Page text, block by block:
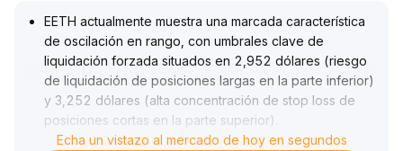
EETH actualmente muestra una marcada característica
de oscilación en rango, con umbrales clave de
liquidación forzada situados en 2,952 dólares (riesgo
de liquidación de posiciones largas en la parte inferior)
y 3,252 dólares (alta concentración de stop loss de
posiciones cortas en la parte superior)
Se recomienda a los inversores ajustar dinámicamente
Echa un vistazo al mercado de hoy en segundos